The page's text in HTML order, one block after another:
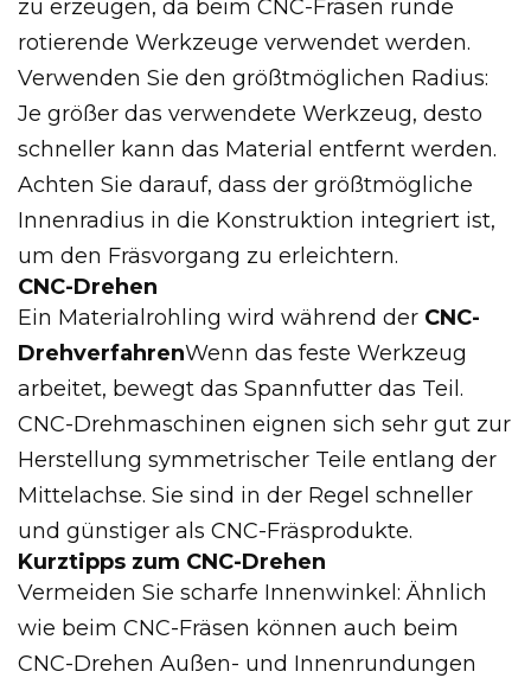
zu erzeugen, da beim CNC-Fräsen runde
rotierende Werkzeuge verwendet werden.
Verwenden Sie den größtmöglichen Radius:
Je größer das verwendete Werkzeug, desto
schneller kann das Material entfernt werden.
Achten Sie darauf, dass der größtmögliche
Innenradius in die Konstruktion integriert ist,
um den Fräsvorgang zu erleichtern.
CNC-Drehen
Ein Materialrohling wird während der CNC-
DrehverfahrenWenn das feste Werkzeug
arbeitet, bewegt das Spannfutter das Teil.
CNC-Drehmaschinen eignen sich sehr gut zur
Herstellung symmetrischer Teile entlang der
Mittelachse. Sie sind in der Regel schneller
und günstiger als CNC-Fräsprodukte.
Kurztipps zum CNC-Drehen
Vermeiden Sie scharfe Innenwinkel: Ähnlich
wie beim CNC-Fräsen können auch beim
CNC-Drehen Außen- und Innenrundungen